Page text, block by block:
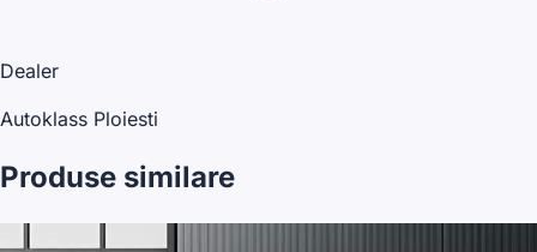
Dealer
Autoklass Ploiesti
Produse similare